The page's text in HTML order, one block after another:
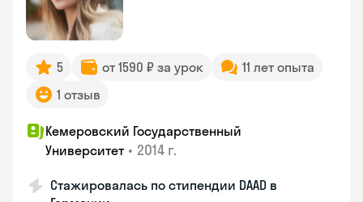
5 от 1590 ₽ за урок
11 лет опыта
1 отзыв
Кемеровский Государственный
Университет • 2014 г.
Стажировалась по стипендии DAAD в